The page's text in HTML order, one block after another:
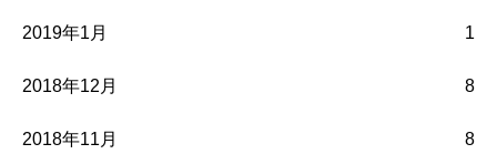
2019年1月 1
2018年12月 8
2018年11月 8